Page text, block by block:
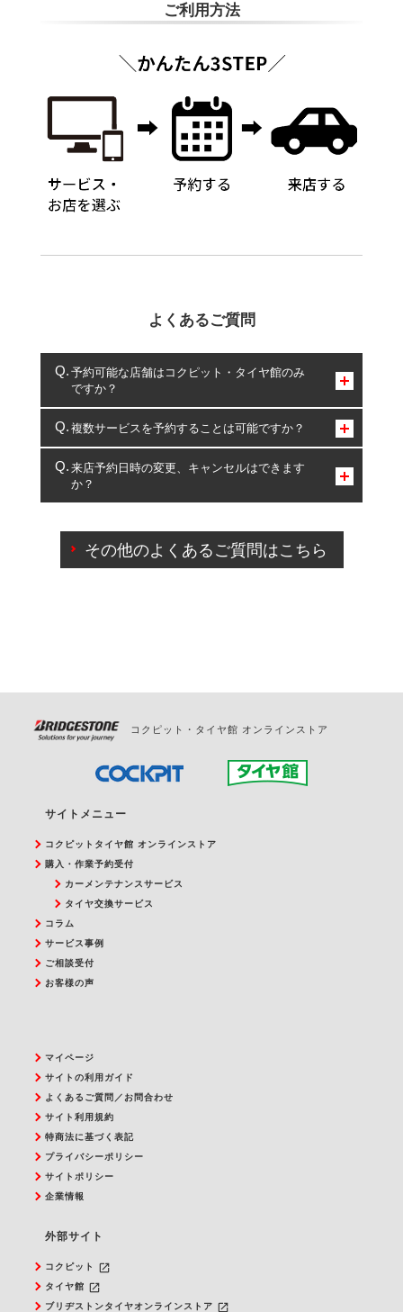
ご利用方法
よくあるご質問
予約可能な店舗はコクピット・タイヤ館のみ
ですか？
コクピット・タイヤ館のみとなります。
複数サービスを予約することは可能ですか？
複数サービスのご予約は可能です。
一部の商品・サービスの組み合わせに限り、同時にご予約が
出来ないものもございます。
来店予約日時の変更、キャンセルはできます
か？
ご来店予約日の3営業日前を過ぎている場合のご予約
の日時変更につきましては、直接ご予約の店舗まで
その他のよくあるご質問はこちら
コクピット・タイヤ館 オンラインストア
サイトメニュー
コクピットタイヤ館 オンラインストア
購入・作業予約受付
カーメンテナンスサービス
タイヤ交換サービス
コラム
サービス事例
ご相談受付
お客様の声
マイページ
サイトの利用ガイド
よくあるご質問／お問合わせ
サイト利用規約
特商法に基づく表記
プライバシーポリシー
サイトポリシー
企業情報
外部サイト
コクピット launch
タイヤ館 launch
ブリヂストンタイヤオンラインストア launch